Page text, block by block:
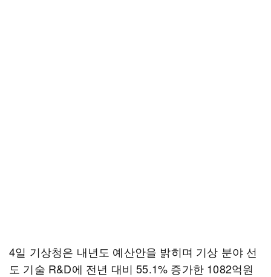
4일 기상청은 내년도 예산안을 밝히며 기상 분야 선
도 기술 R&D에 전년 대비 55.1% 증가한 1082억원